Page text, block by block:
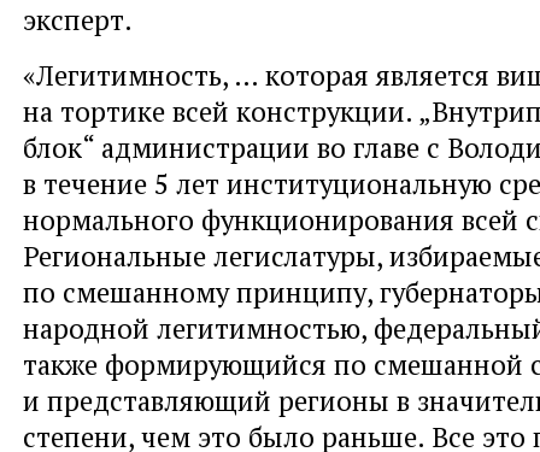
эксперт.
«Легитимность, … которая является
на тортике всей конструкции.
блок“ администрации во главе с
в течение 5 лет институциональную
нормального функционирования всей
Региональные легислатуры,
по смешанному принципу,
народной легитимностью,
также формирующийся по смешанной
и представляющий регионы в
степени, чем это было раньше. Все